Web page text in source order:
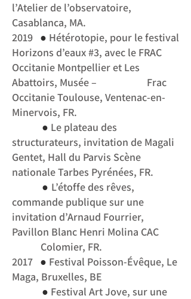
l’Atelier de l’observatoire,
Casablanca, MA.
2019 ● Hétérotopie, pour le festival
Horizons d’eaux #3, avec le FRAC
Occitanie Montpellier et Les
Abattoirs, Musée – Frac
Occitanie Toulouse, Ventenac-en-
Minervois, FR.
● Le plateau des
structurateurs, invitation de Magali
Gentet, Hall du Parvis Scène
nationale Tarbes Pyrénées, FR.
● L’étoffe des rêves,
commande publique sur une
invitation d’Arnaud Fourrier,
Pavillon Blanc Henri Molina CAC
Colomier, FR.
2017 ● Festival Poisson-Évêque, Le
Maga, Bruxelles, BE
● Festival Art Jove, sur une